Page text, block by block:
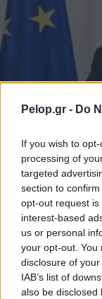
Pelop.gr - Do
If you wish to
processing of
targeted
section to
opt-out request
interest-based
us or personal
your opt-out. You
disclosure of
IAB’s list of
also be disclosed
ΠΟΛΙΤΙΚΗ
Φλωρίδης
έχει» – Στο
κατάργηση